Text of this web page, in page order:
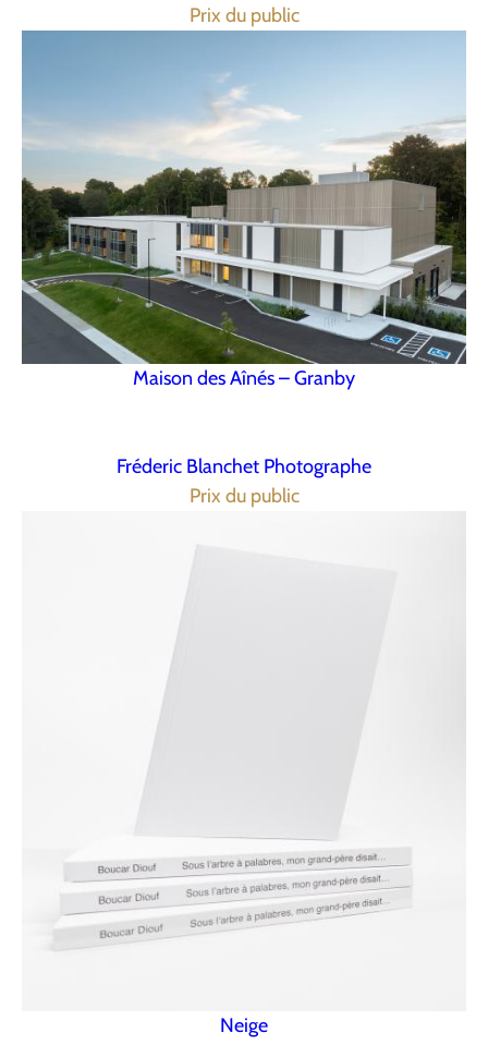
Prix du public
Maison des Aînés – Granby
Fréderic Blanchet Photographe
Prix du public
Neige